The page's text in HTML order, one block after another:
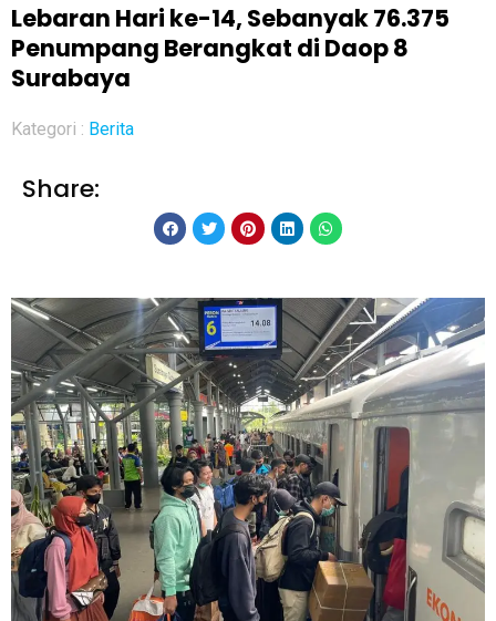
Lebaran Hari ke-14, Sebanyak 76.375
Penumpang Berangkat di Daop 8
Surabaya
Kategori : Berita
Share: